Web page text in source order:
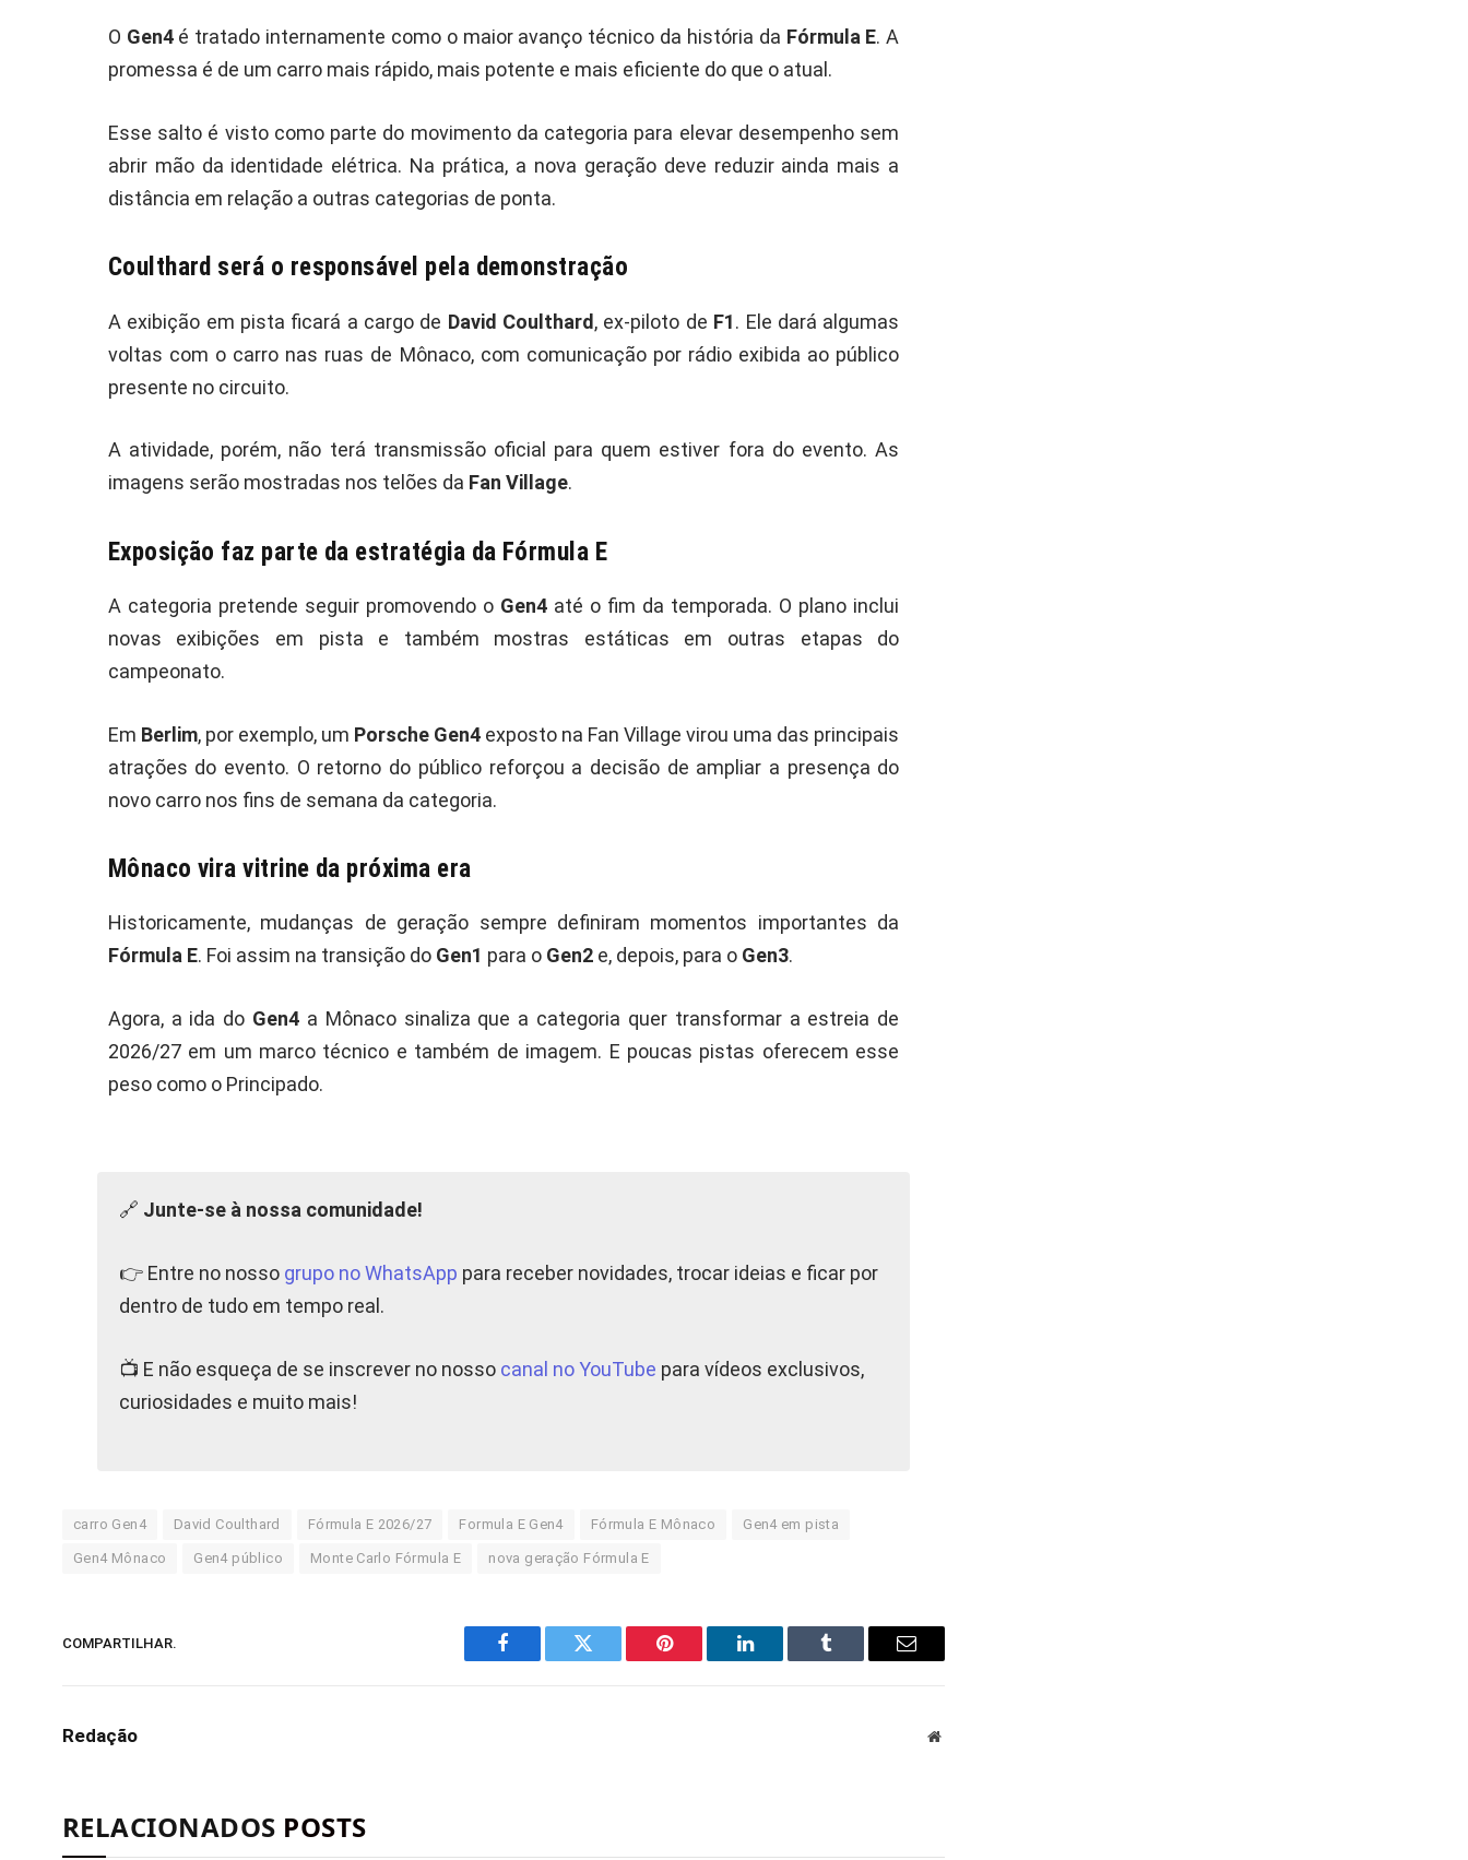
O Gen4é tratado internamente como o maior avanço técnico da história da Fórmula E. A
promessa é de um carro mais rápido, mais potente e mais eficiente do que o atual.
Esse salto é visto como parte do movimento da categoria para elevar desempenho sem
abrir mão da identidade elétrica. Na prática, a nova geração deve reduzir ainda mais a
distância em relação a outras categorias de ponta.
Coulthard será o responsável pela demonstração
A exibição em pista ficará a cargo de David Coulthard, ex-piloto de F1. Ele dará algumas
voltas com o carro nas ruas de Mônaco, com comunicação por rádio exibida ao público
presente no circuito.
A atividade, porém, não terá transmissão oficial para quem estiver fora do evento. As
imagens serão mostradas nos telões da Fan Village.
Exposição faz parte da estratégia da Fórmula E
A categoria pretende seguir promovendo o Gen4até o fim da temporada. O plano inclui
novas exibições em pista e também mostras estáticas em outras etapas do
campeonato.
Em Berlim, por exemplo, um Porsche Gen4exposto na Fan Village virou uma das principais
atrações do evento. O retorno do público reforçou a decisão de ampliar a presença do
novo carro nos fins de semana da categoria.
Mônaco vira vitrine da próxima era
Historicamente, mudanças de geração sempre definiram momentos importantes da
Fórmula E. Foi assim na transição do Gen1 para o Gen2e, depois, para o Gen3.
Agora, a ida do Gen4 a Mônaco sinaliza que a categoria quer transformar a estreia de
2026/27 em um marco técnico e também de imagem. E poucas pistas oferecem esse
peso como o Principado.
🔗 Junte-se à nossa comunidade!
👉 Entre no nosso grupo no WhatsApp para receber novidades, trocar ideias e ficar por
dentro de tudo em tempo real.
📺 E não esqueça de se inscrever no nosso canal no YouTube para vídeos exclusivos,
curiosidades e muito mais!
carro Gen4 David Coulthard Fórmula E 2026/27 Formula E Gen4 Fórmula E Mônaco Gen4 em pista
Gen4 Mônaco Gen4 público Monte Carlo Fórmula E nova geração Fórmula E
COMPARTILHAR.
Facebook Twitter Pinterest LinkedIn Tumblr
E-
Redação Site
RELACIONADOS POSTS